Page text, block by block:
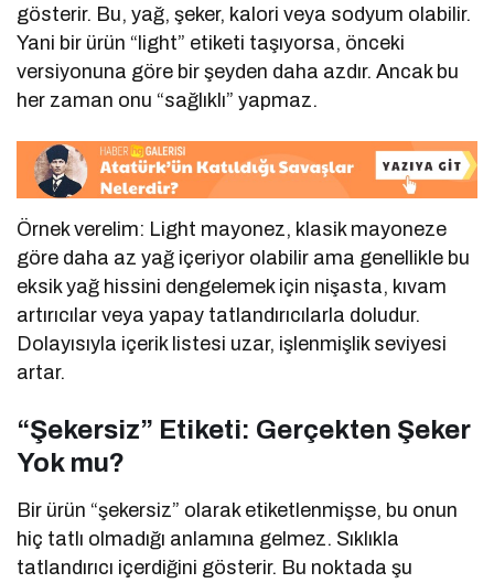
gösterir. Bu, yağ, şeker, kalori veya sodyum olabilir.
Yani bir ürün “light” etiketi taşıyorsa, önceki
versiyonuna göre bir şeyden daha azdır. Ancak bu
her zaman onu “sağlıklı” yapmaz.
Örnek verelim: Light mayonez, klasik mayoneze
göre daha az yağ içeriyor olabilir ama genellikle bu
eksik yağ hissini dengelemek için nişasta, kıvam
artırıcılar veya yapay tatlandırıcılarla doludur.
Dolayısıyla içerik listesi uzar, işlenmişlik seviyesi
artar.
“Şekersiz” Etiketi: Gerçekten Şeker
Yok mu?
Bir ürün “şekersiz” olarak etiketlenmişse, bu onun
hiç tatlı olmadığı anlamına gelmez. Sıklıkla
tatlandırıcı içerdiğini gösterir. Bu noktada şu